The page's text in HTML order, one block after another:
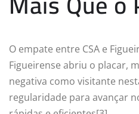
O empate entre CSA e
Figueirense abriu o placar,
negativa como visitante
regularidade para avançar